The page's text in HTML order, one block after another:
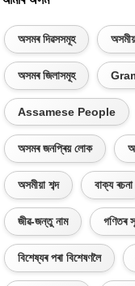
অসমৰ দিৱসসমূহ
অসমৰ জিলাসমূহ
Assamese People
অসমৰ জনপ্ৰিয় লোক
অসমীয়া শব্দ বাক্য ৰচনা
জীৱ-জন্তু নাম গণিতৰ
বিশেষ্যৰ পৰা বিশেষণলৈ